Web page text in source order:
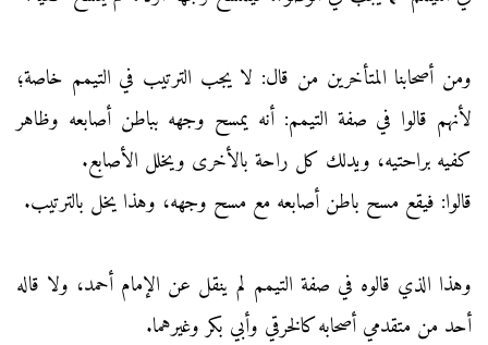
ومن أصحابنا المتأخرين من قال: لا يجب الترتيب في التيمم خاصة؛
لأنهم قالوا في صفة التيمم: أنه يمسح وجهه بباطن أصابعه وظاهر
كفيه براحتيه، ويدلك كل راحة بالأخرى ويخلل الأصابع.
قالوا: فيقع مسح باطن أصابعه مع مسح وجهه، وهذا يخل بالترتيب.
وهذا الذي قالوه في صفة التيمم لم ينقل عن الإمام أحمد، ولا قاله
أحد من متقدمي أصحابه كالخرقي وأبي بكر وغيرهما.